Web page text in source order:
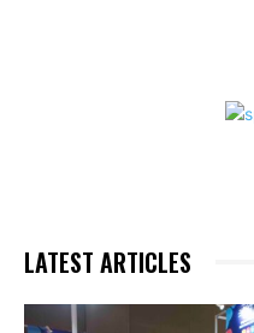
LATEST ARTICLES